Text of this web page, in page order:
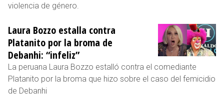
violencia de género.
Laura Bozzo estalla contra
Platanito por la broma de
Debanhi: “infeliz”
La peruana Laura Bozzo estalló contra el comediante
Platanito por la broma que hizo sobre el caso del femicidio
de Debanhi